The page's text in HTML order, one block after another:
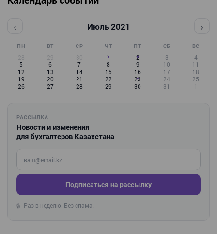
‹ Июль 2021 ›
ПН ВТ СР ЧТ ПТ СБ ВС
28 29 30 1 2 3
4
5
6 7 8 9 10
11
12
13 14 15 16 17
18
19
20 21 22 23 24
25
26
27 28 29 30 31 1
РАССЫЛКА
Новости и изменения
для бухгалтеров Казахстана
Введите ваш e-mail
Подписаться на рассылку
🔒 Раз в неделю. Без спама.